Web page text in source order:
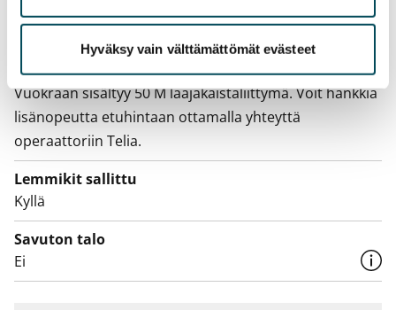
Hyväksy vain välttämättömät evästeet
Sähkömaksu
Vuokralainen solmii itse sähkösopimuksen.
Laajakaista
Vuokraan sisältyy 50 M laajakaistaliittymä. Voit hankkia
lisänopeutta etuhintaan ottamalla yhteyttä
operaattoriin Telia.
Lemmikit sallittu
Kyllä
Savuton talo
Ei